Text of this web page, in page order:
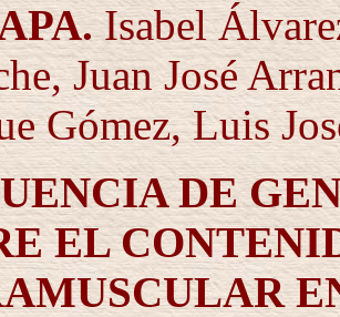
Isabel
Juan José
Gómez, Luis
DE
EL